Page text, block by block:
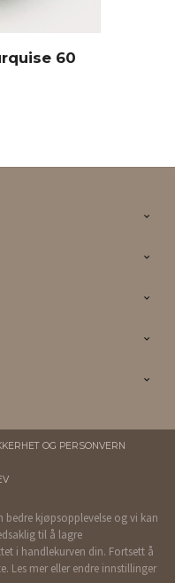
60
OG PERSONVERN
bedre kjøpsopplevelse og vi kan
til å lagre
i handlekurven din. Fortsett å
Les mer eller endre innstillinger